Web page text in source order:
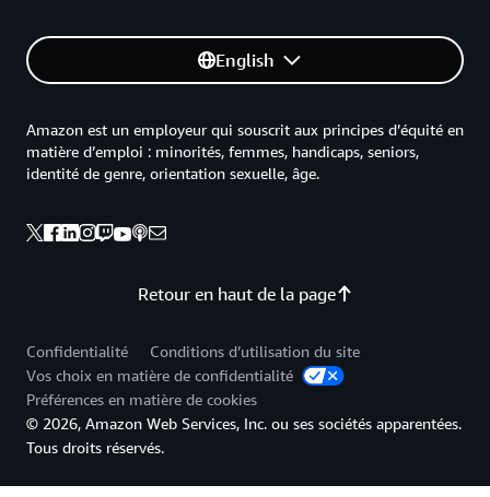
English
Retour en haut de la page
Amazon est un employeur qui souscrit aux principes d’équité en
matière d’emploi : minorités, femmes, handicaps, seniors,
identité de genre, orientation sexuelle, âge.
Confidentialité
Conditions d’utilisation du site
Vos choix en matière de confidentialité
Préférences en matière de cookies
© 2026, Amazon Web Services, Inc. ou ses sociétés apparentées.
Tous droits réservés.